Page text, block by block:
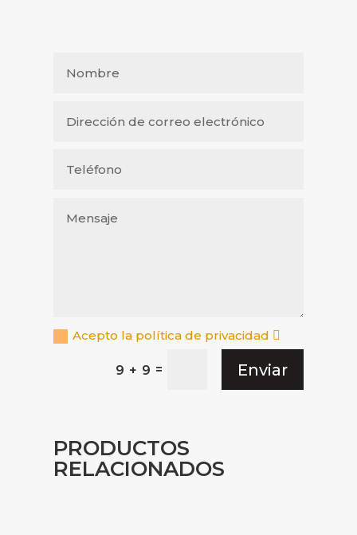
Acepto la política de privacidad
9 + 9 = Enviar
PRODUCTOS
RELACIONADOS